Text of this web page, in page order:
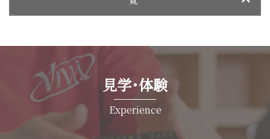
見学･体験
Experience